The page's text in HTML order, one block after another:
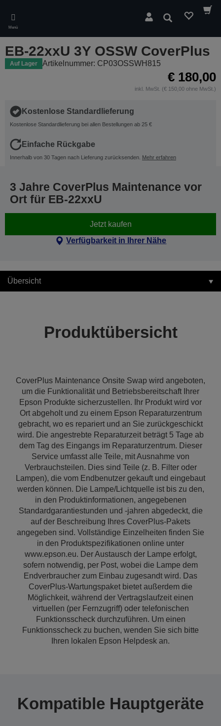
main
content
Menü
Suchen
EB-22xxU 3Y OSSW CoverPlus
Auf Lager Artikelnummer: CP03OSSWH815
€ 180,00
inkl. MwSt. (€ 150,00 ohne MwSt.)
Kostenlose Standardlieferung
Kostenlose Standardlieferung bei allen Bestellungen ab 25 €
Einfache Rückgabe
Innerhalb von 30 Tagen nach Lieferung zurücksenden. Mehr erfahren
3 Jahre CoverPlus Maintenance vor
Ort für EB-22xxU
Jetzt kaufen
Verfügbarkeit in Ihrer Nähe
Übersicht
Produktübersicht
CoverPlus Maintenance Onsite Swap wird angeboten,
um die Funktionalität und Betriebsbereitschaft Ihrer
Epson Produkte sicherzustellen. Ihr Produkt wird vor
Ort abgeholt und zu einem Epson Reparaturzentrum
gebracht, wo es repariert und an Sie zurückgeschickt
wird. Die angestrebte Reparaturzeit beträgt 5 Tage ab
dem Tag des Eingangs im Reparaturzentrum. Dieser
Service umfasst alle Teile, mit Ausnahme von
Verbrauchsteilen. Dies sind Teile (z. B. Filter oder
Lampen), die vom Endbenutzer gekauft und eingebaut
werden können. Die Lampe/Lichtquelle ist bis zu den,
in den Produktinformationen, angegebenen
Standardgarantiestunden und -jahren abgedeckt, die
auf der Beschreibung Ihres CoverPlus-Pakets
angegeben sind. Vollständige Einzelheiten finden Sie
in den Produktspezifikationen online unter
www.epson.eu. Der Austausch der Lampe erfolgt,
sofern notwendig, per Post, wobei die Lampe dem
Endverbraucher zum Einbau zugesandt wird. Das
CoverPlus-Wartungspaket bietet außerdem die
Möglichkeit, während der Vertragslaufzeit einen
virtuellen (per Fernzugriff) oder telefonischen
Funktionsscheck durchzuführen. Um einen
Funktionsscheck zu buchen, wenden Sie sich bitte
Ihren lokalen Epson Helpdesk an.
Kompatible Hauptgeräte